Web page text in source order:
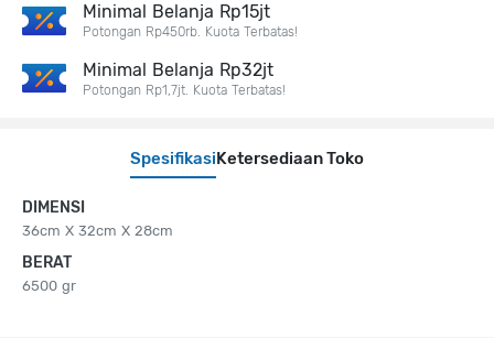
Spesifikasi Ketersediaan Toko
DIMENSI
36cm X 32cm X 28cm
BERAT
6500 gr
Minimal Belanja Rp15jt
Potongan Rp450rb. Kuota Terbatas!
Minimal Belanja Rp32jt
Potongan Rp1,7jt. Kuota Terbatas!